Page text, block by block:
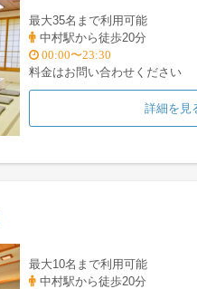
最大35名まで利用可能
中村駅から徒歩20分
00:00〜23:30
料金はお問い合わせください
詳細を見
最大10名まで利用可能
中村駅から徒歩20分